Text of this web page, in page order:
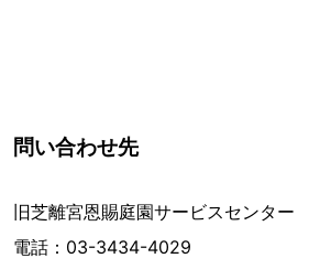
問い合わせ先
旧芝離宮恩賜庭園サービスセンター
電話：03-3434-4029